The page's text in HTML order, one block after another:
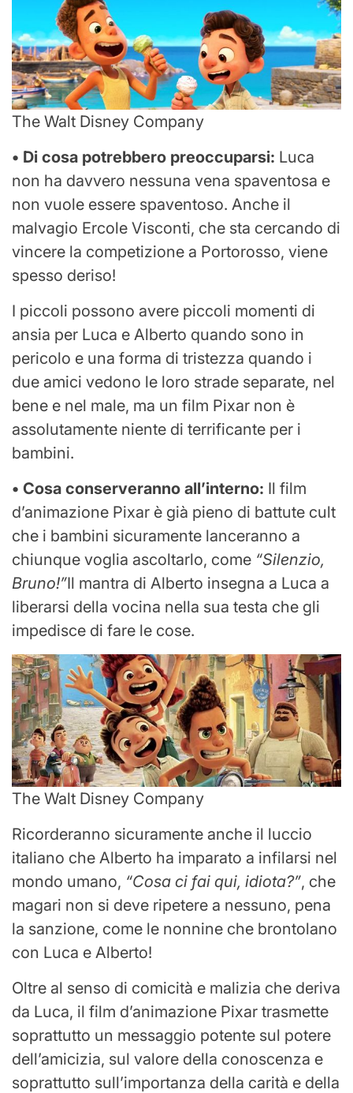
The Walt Disney Company
• Di cosa potrebbero preoccuparsi: Luca
non ha davvero nessuna vena spaventosa e
non vuole essere spaventoso. Anche il
malvagio Ercole Visconti, che sta cercando di
vincere la competizione a Portorosso, viene
spesso deriso!
I piccoli possono avere piccoli momenti di
ansia per Luca e Alberto quando sono in
pericolo e una forma di tristezza quando i
due amici vedono le loro strade separate, nel
bene e nel male, ma un film Pixar non è
assolutamente niente di terrificante per i
bambini.
• Cosa conserveranno all’interno: Il film
d’animazione Pixar è già pieno di battute cult
che i bambini sicuramente lanceranno a
chiunque voglia ascoltarlo, come “Silenzio,
Bruno!”Il mantra di Alberto insegna a Luca a
liberarsi della vocina nella sua testa che gli
impedisce di fare le cose.
The Walt Disney Company
Ricorderanno sicuramente anche il luccio
italiano che Alberto ha imparato a infilarsi nel
mondo umano, “Cosa ci fai qui, idiota?”, che
magari non si deve ripetere a nessuno, pena
la sanzione, come le nonnine che brontolano
con Luca e Alberto!
Oltre al senso di comicità e malizia che deriva
da Luca, il film d’animazione Pixar trasmette
soprattutto un messaggio potente sul potere
dell’amicizia, sul valore della conoscenza e
soprattutto sull’importanza della carità e della